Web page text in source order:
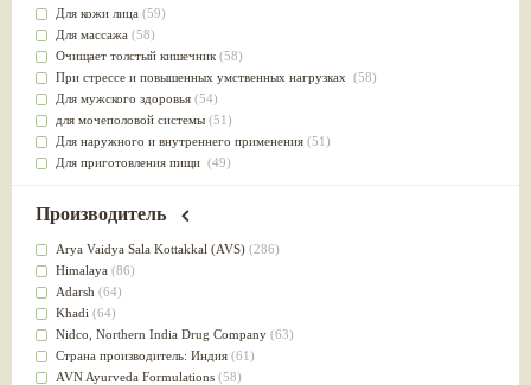
Для кожи лица (59)
Для массажа (58)
Очищает толстый кишечник (58)
При стрессе и повышенных умственных нагрузках (58)
Для мужского здоровья (54)
для мочеполовой системы (51)
Для наружного и внутреннего применения (51)
Для приготовления пищи (49)
от инфекций мочеполовой системы(49)
для суставов
Лечит опухоли и отеки(46)
Для медитации
выводит токсины
Для здоровья печени
Для тела(39)
для очищения крови(38)
При диабете(38)
Производитель
Arya Vaidya Sala Kottakkal (AVS) (286)
Himalaya (86)
Adarsh (64)
Khadi (64)
Nidсo, Northern India Drug Company (63)
Страна производитель: Индия (61)
AVN Ayurveda Formulations (58)